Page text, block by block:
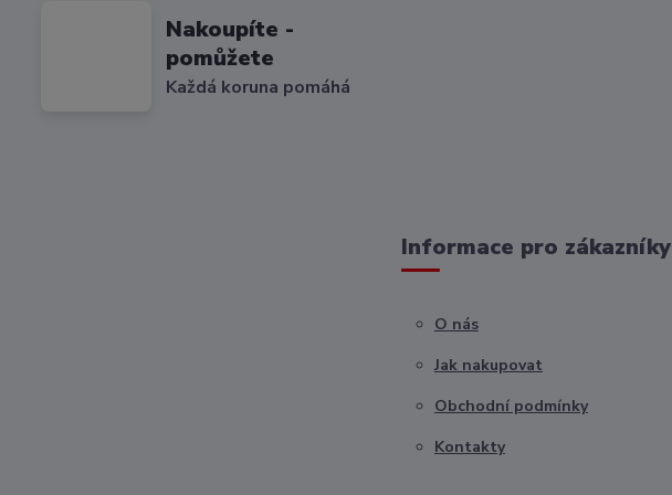
Nakoupíte -
pomůžete
Každá koruna pomáhá
Informace pro zákazníky
O nás
Jak nakupovat
Obchodní podmínky
Kontakty